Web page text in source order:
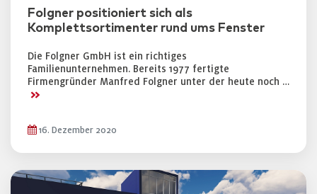
Folgner positioniert sich als
Komplettsortimenter rund ums Fenster
Die Folgner GmbH ist ein richtiges
Familienunternehmen. Bereits 1977 fertigte
Firmengründer Manfred Folgner unter der heute noch …
>>
16. Dezember 2020